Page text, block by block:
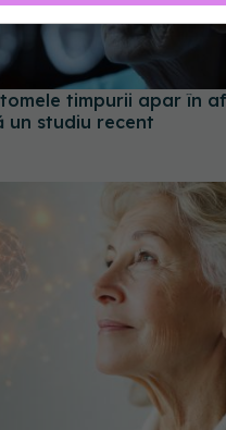
timpurii apar în
un studiu recent